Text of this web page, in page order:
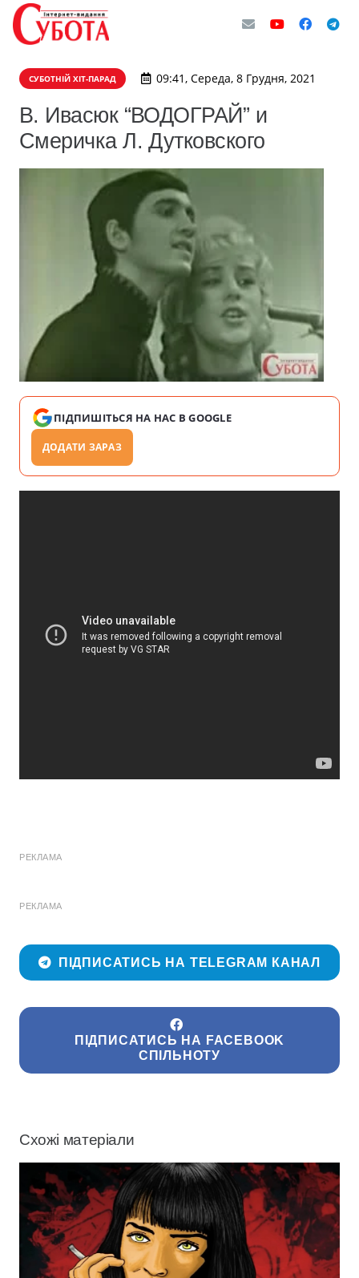
СУБОТНІЙ ХІТ-ПАРАД 09:41, Середа, 8 Грудня, 2021
В. Ивасюк “ВОДОГРАЙ” и
Смеричка Л. Дутковского
ПІДПИШІТЬСЯ НА НАС В GOOGLE
ДОДАТИ ЗАРАЗ
РЕКЛАМА
РЕКЛАМА
ПІДПИСАТИСЬ НА TELEGRAM КАНАЛ
ПІДПИСАТИСЬ НА FACEBOOK
СПІЛЬНОТУ
Схожі матеріали